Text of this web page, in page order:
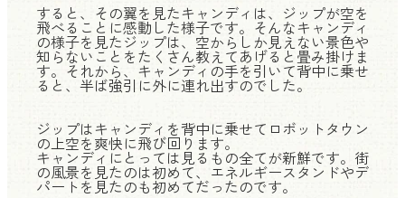
すると、その翼を見たキャンディは、ジップが空を
飛べることに感動した様子です。そんなキャンディ
の様子を見たジップは、空からしか見えない景色や
知らないことをたくさん教えてあげると畳み掛けま
す。それから、キャンディの手を引いて背中に乗せ
ると、半ば強引に外に連れ出すのでした。
ジップはキャンディを背中に乗せてロボットタウン
の上空を爽快に飛び回ります。
キャンディにとっては見るもの全てが新鮮です。街
の風景を見たのは初めて、エネルギースタンドやデ
パートを見たのも初めてだったのです。